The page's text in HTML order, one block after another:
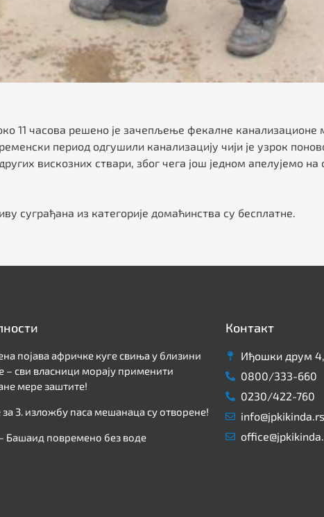
11 часова решено је зачепљење фекалне
период одгушили канализацију чији је узрок
вискозних ствари, због чега још једном апелујемо
суграђана из категорије домаћинства су бесплатне.
појава афричке куге свиња у близини
– сви власници морају применити
мере заштите!
за 3. изложбу паса мешанаца су отворене!
Башаид повремено без воде
Контакт
Иђошки друм
0800/333-660
0230/422-760
info@jpkikinda.rs